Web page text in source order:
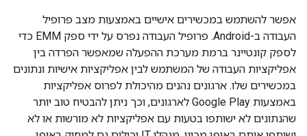
אפשר להשתמש במכשירים אישיים באמצעות מצב פרופיל
העבודה ב-Android. פרופיל העבודה נפרס על ידי ספק EMM כדי
לספק קונטיינר ברמת מערכת ההפעלה שמאפשר הפרדה בין
אפליקציות העבודה של המשתמש לבין אפליקציות אישיות ונתונים
במכשירים שלו. ארגונים נהנים מהיכולת לפרוס אפליקציות
באמצעות Google Play לארגונים, וכך ניתן להבטיח טוב יותר
שהנתונים לא ישותפו בטעות עם אפליקציות לא מורשות או לא